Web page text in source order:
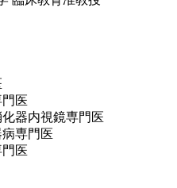
医
器内視鏡専門医
専門医
医